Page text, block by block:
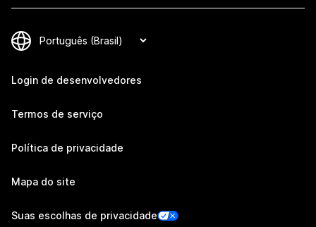
Login de desenvolvedores
Termos de serviço
Política de privacidade
Mapa do site
Suas escolhas de privacidade